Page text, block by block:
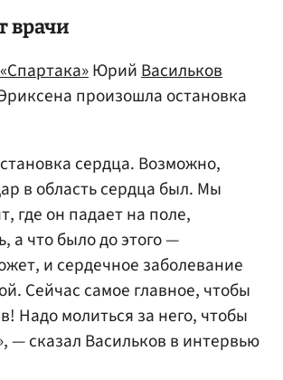
врачи
«Спартака»ЮрийВасильков
произошла остановка
сердца. Возможно,
в область сердца был. Мы
где он падает на поле,
а что было до этого —
и сердечное заболевание
Сейчас самое главное, чтобы
Надо молиться за него, чтобы
— сказал Васильков в интервью